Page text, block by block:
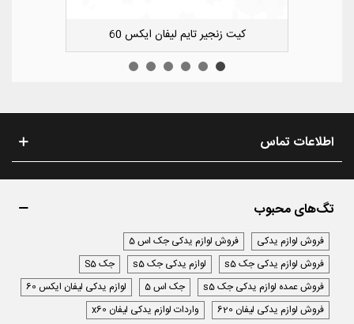
کوچک سپر عقب راست لیفان ایکس 50
اطلاعات تماس
تگ‌های محبوب
فروش لوازم یدکی
فروش لوازم یدکی جک اس 5
فروش لوازم یدکی جک s5
لوازم یدکی جک s5
جک S5
فروش عمده لوازم یدکی جک s5
جک اس 5
لوازم یدکی لیفان ایکس 60
فروش لوازم یدکی لیفان 620
واردات لوازم یدکی لیفان x60